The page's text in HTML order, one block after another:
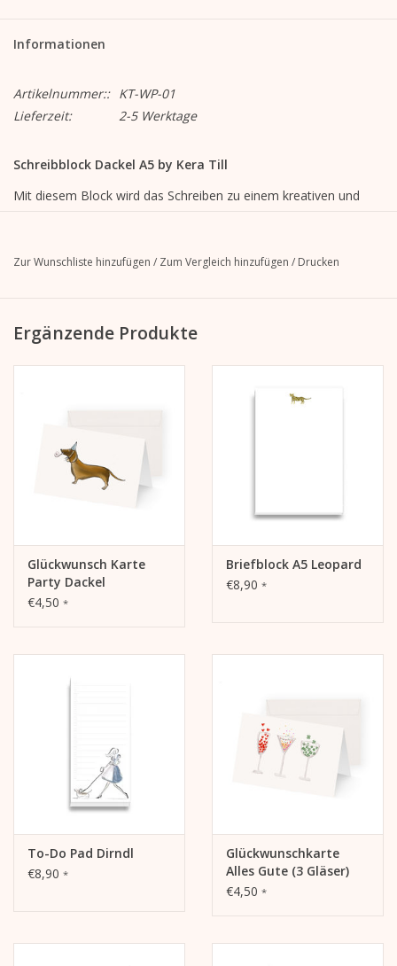
Informationen
Artikelnummer:: KT-WP-01
Lieferzeit:
2-5 Werktage
Schreibblock Dackel A5 by Kera Till
Mit diesem Block wird das Schreiben zu einem kreativen und
14,8 cm breit x 21 cm hoch
Leimbindung oben
Zur Wunschliste hinzufügen / Zum Vergleich hinzufügen / Drucken
Ergänzende Produkte
Glückwunsch Karte
Party Dackel
€4,50 *
Briefblock A5 Leopard
€8,90 *
To-Do Pad Dirndl
€8,90 *
Glückwunschkarte
Alles Gute (3 Gläser)
€4,50 *